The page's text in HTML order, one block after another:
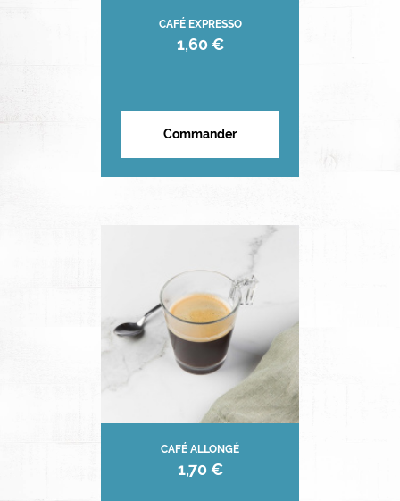
CAFÉ EXPRESSO
1,60 €
Commander
CAFÉ ALLONGÉ
1,70 €